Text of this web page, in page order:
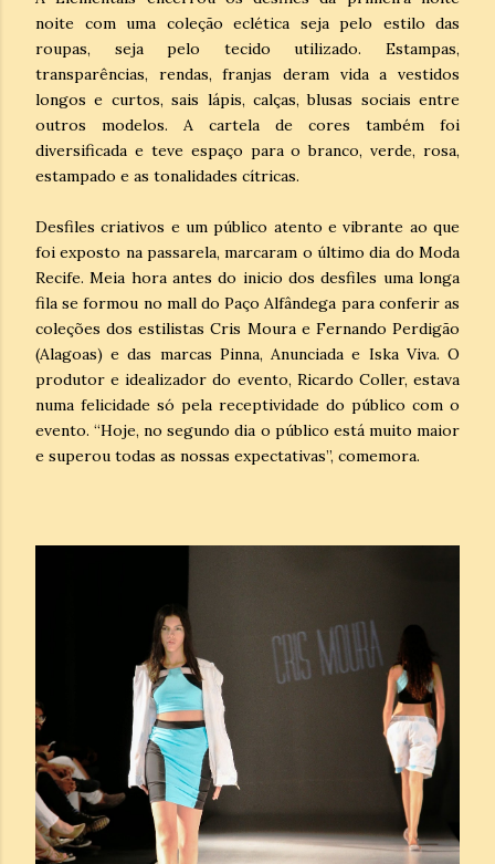
noite com uma coleção eclética seja pelo estilo das
roupas, seja pelo tecido utilizado. Estampas,
transparências, rendas, franjas deram vida a vestidos
longos e curtos, sais lápis, calças, blusas sociais entre
outros modelos. A cartela de cores também foi
diversificada e teve espaço para o branco, verde, rosa,
estampado e as tonalidades cítricas.
Desfiles criativos e um público atento e vibrante ao que
foi exposto na passarela, marcaram o último dia do Moda
Recife. Meia hora antes do inicio dos desfiles uma longa
fila se formou no mall do Paço Alfândega para conferir as
coleções dos estilistas Cris Moura e Fernando Perdigão
(Alagoas) e das marcas Pinna, Anunciada e Iska Viva. O
produtor e idealizador do evento, Ricardo Coller, estava
numa felicidade só pela receptividade do público com o
evento. “Hoje, no segundo dia o público está muito maior
e superou todas as nossas expectativas”, comemora.